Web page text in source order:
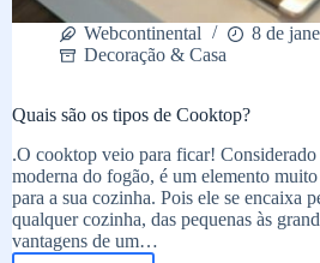
Webcontinental
8 de
Decoração & Casa
Quais são os tipos de Cooktop?
.O cooktop veio para ficar! Considerado
moderna do fogão, é um elemento
para a sua cozinha. Pois ele se encaixa
qualquer cozinha, das pequenas às
vantagens de um…